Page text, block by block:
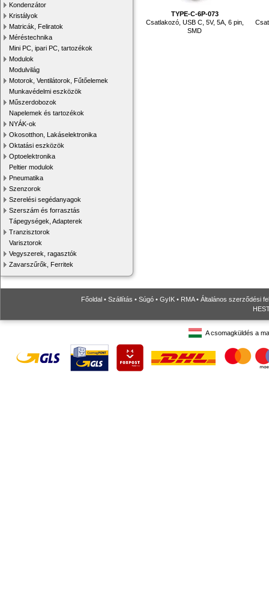
Kondenzátor
Kristályok
Matricák, Feliratok
Méréstechnika
Mini PC, ipari PC, tartozékok
Modulok
Modulvilág
Motorok, Ventilátorok, Fűtőelemek
Munkavédelmi eszközök
Műszerdobozok
Napelemek és tartozékok
NYÁK-ok
Okosotthon, Lakáselektronika
Oktatási eszközök
Optoelektronika
Peltier modulok
Pneumatika
Szenzorok
Szerelési segédanyagok
Szerszám és forrasztás
Tápegységek, Adapterek
Tranzisztorok
Varisztorok
Vegyszerek, ragasztók
Zavarszűrők, Ferritek
TYPE-C-6P-073
Csatlakozó, USB C, 5V, 5A, 6 pin,
SMD
Főoldal • Szállítás • Súgó • GyIK • RMA• Általános szerződési
A csomagküldés a